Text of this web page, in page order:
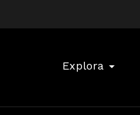
Explora